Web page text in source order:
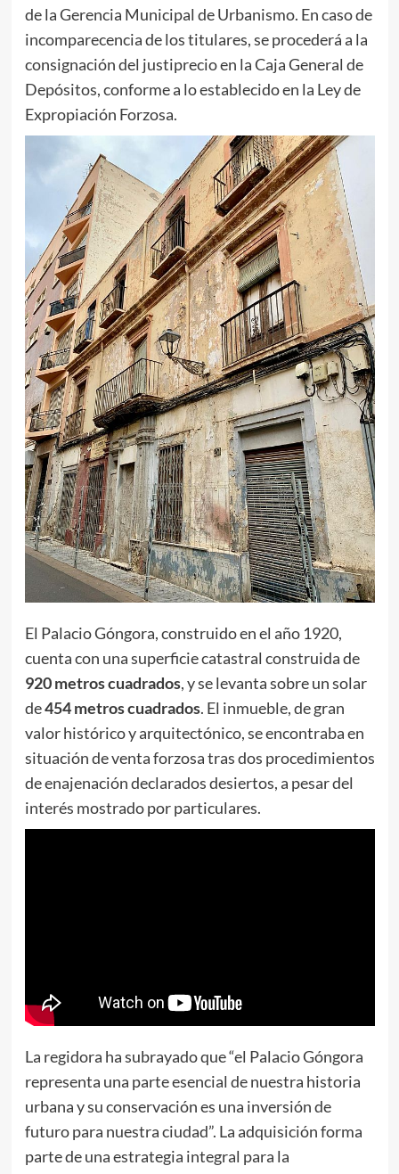
de la Gerencia Municipal de Urbanismo. En caso de
incomparecencia de los titulares, se procederá a la
consignación del justiprecio en la Caja General de
Depósitos, conforme a lo establecido en la Ley de
Expropiación Forzosa.
El Palacio Góngora, construido en el año 1920,
cuenta con una superficie catastral construida de
920 metros cuadrados, y se levanta sobre un solar
de454 metros cuadrados. El inmueble, de gran
valor histórico y arquitectónico, se encontraba en
situación de venta forzosa tras dos procedimientos
de enajenación declarados desiertos, a pesar del
interés mostrado por particulares.
La regidora ha subrayado que “el Palacio Góngora
representa una parte esencial de nuestra historia
urbana y su conservación es una inversión de
futuro para nuestra ciudad”. La adquisición forma
parte de una estrategia integral para la